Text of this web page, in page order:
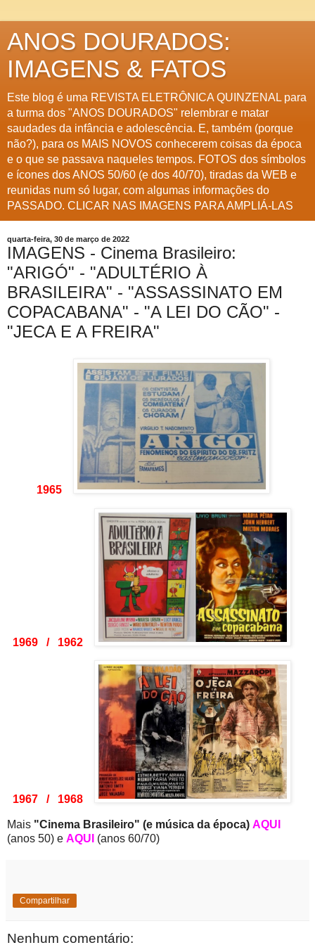
ANOS DOURADOS:
IMAGENS & FATOS
Este blog é uma REVISTA ELETRÔNICA QUINZENAL para
a turma dos "ANOS DOURADOS" relembrar e matar
saudades da infância e adolescência. E, também (porque
não?), para os MAIS NOVOS conhecerem coisas da época
e o que se passava naqueles tempos. FOTOS dos símbolos
e ícones dos ANOS 50/60 (e dos 40/70), tiradas da WEB e
reunidas num só lugar, com algumas informações do
PASSADO. CLICAR NAS IMAGENS PARA AMPLIÁ-LAS
quarta-feira, 30 de março de 2022
IMAGENS - Cinema Brasileiro:
"ARIGÓ" - "ADULTÉRIO À
BRASILEIRA" - "ASSASSINATO EM
COPACABANA" - "A LEI DO CÃO" -
"JECA E A FREIRA"
1965
1969 / 1962
1967 / 1968
Mais "Cinema Brasileiro" (e música da época) AQUI
(anos 50) e AQUI (anos 60/70)
Compartilhar
Nenhum comentário: